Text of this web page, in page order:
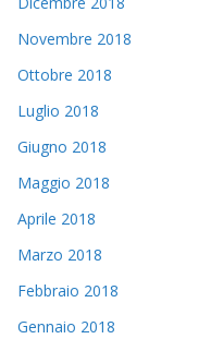
Novembre 2018
Ottobre 2018
Luglio 2018
Giugno 2018
Maggio 2018
Aprile 2018
Marzo 2018
Febbraio 2018
Gennaio 2018